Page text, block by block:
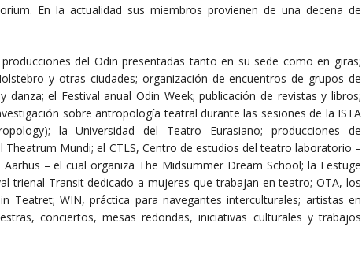
En la actualidad sus miembros provienen de una decena de
del Odin presentadas tanto en su sede como en giras;
y otras ciudades; organización de encuentros de grupos de
el Festival anual Odin Week; publicación de revistas y libros;
sobre antropología teatral durante las sesiones de la ISTA
la Universidad del Teatro Eurasiano; producciones de
Mundi; el CTLS, Centro de estudios del teatro laboratorio –
– el cual organiza The Midsummer Dream School; la Festuge
trienal Transit dedicado a mujeres que trabajan en teatro; OTA, los
Teatret; WIN, práctica para navegantes interculturales; artistas en
conciertos, mesas redondas, iniciativas culturales y trabajos